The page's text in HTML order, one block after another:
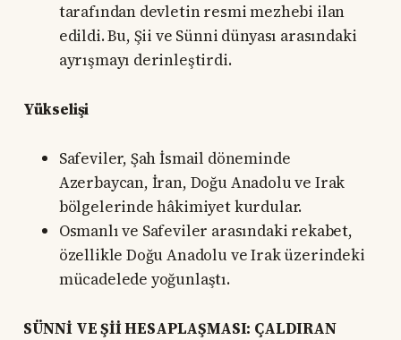
tarafından devletin resmi mezhebi ilan
edildi. Bu, Şii ve Sünni dünyası arasındaki
ayrışmayı derinleştirdi.
Yükselişi
Safeviler, Şah İsmail döneminde
Azerbaycan, İran, Doğu Anadolu ve Irak
bölgelerinde hâkimiyet kurdular.
Osmanlı ve Safeviler arasındaki rekabet,
özellikle Doğu Anadolu ve Irak üzerindeki
mücadelede yoğunlaştı.
SÜNNİ VE Şİİ HESAPLAŞMASI: ÇALDIRAN